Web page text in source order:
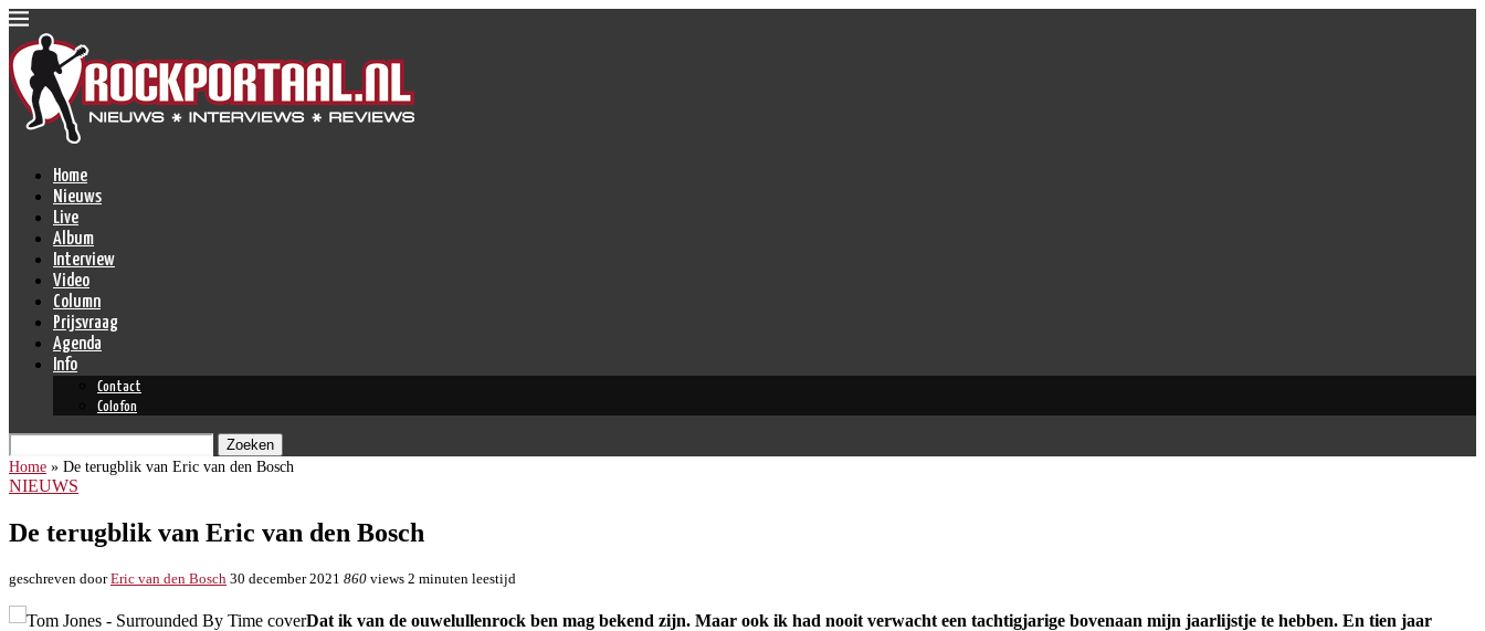
Home
Nieuws
Live
Album
Interview
Video
Column
Prijsvraag
Agenda
Info
Contact
Colofon
Zoeken
Home » De terugblik van Eric van den Bosch
NIEUWS
De terugblik van Eric van den Bosch
geschreven doorEric van den Bosch 30 december 2021 860 views 2 minuten leestijd
Dat ik van de ouwelullenrock ben mag bekend zijn. Maar ook ik had nooit verwacht een tachtigjarige bovenaan mijn jaarlijstje te hebben. En tien jaar